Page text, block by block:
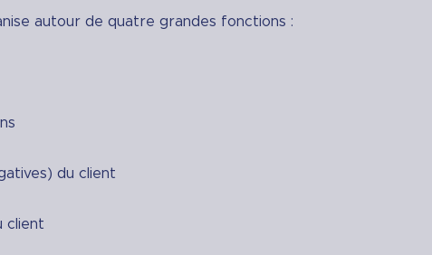
autour de quatre grandes fonctions :
du client
client